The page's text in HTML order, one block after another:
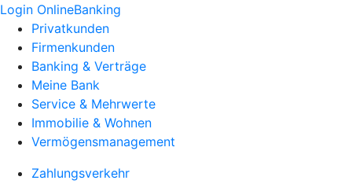
Login OnlineBanking
Privatkunden
Firmenkunden
Banking & Verträge
Meine Bank
Service & Mehrwerte
Immobilie & Wohnen
Vermögensmanagement
Zahlungsverkehr